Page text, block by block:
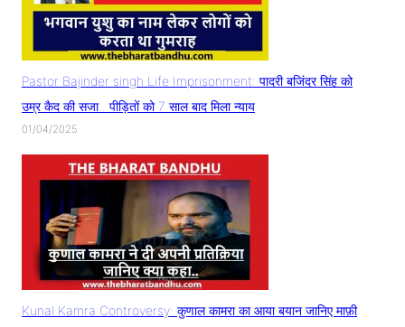
Pastor Bajinder singh Life Imprisonment: पादरी बजिंदर सिंह को
उम्र कैद की सजा.. पीड़ितों को 7 साल बाद मिला न्याय
01/04/2025
Kunal Kamra Controversy: कुणाल कामरा का आया बयान जानिए माफ़ी